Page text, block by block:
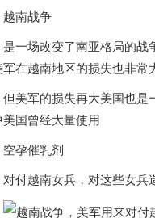
越南战争
是一场改变了南亚格局的
在越南地区的损失也非常
但美军的损失再大美国也是
国曾经大量使用
空孕催乳剂
对付越南女兵，对这些女兵